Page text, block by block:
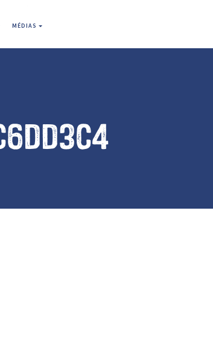
MÉDIAS